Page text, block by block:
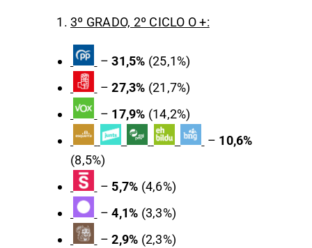
3º GRADO, 2º CICLO O +:
–31,5% (25,1%)
–27,3% (21,7%)
– 17,9% (14,2%)
– 10,6%
(8,5%)
– 5,7% (4,6%)
–4,1% (3,3%)
–2,9% (2,3%)